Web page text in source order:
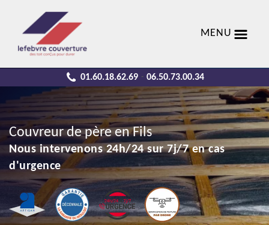
MENU
01.60.18.62.69 - 06.50.73.00.34
Couvreur de père en Fils
Nous intervenons 24h/24 sur 7j/7 en cas
d'urgence